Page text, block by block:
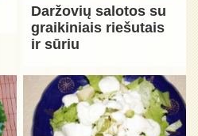
Daržovių salotos su
graikiniais riešutais
ir sūriu